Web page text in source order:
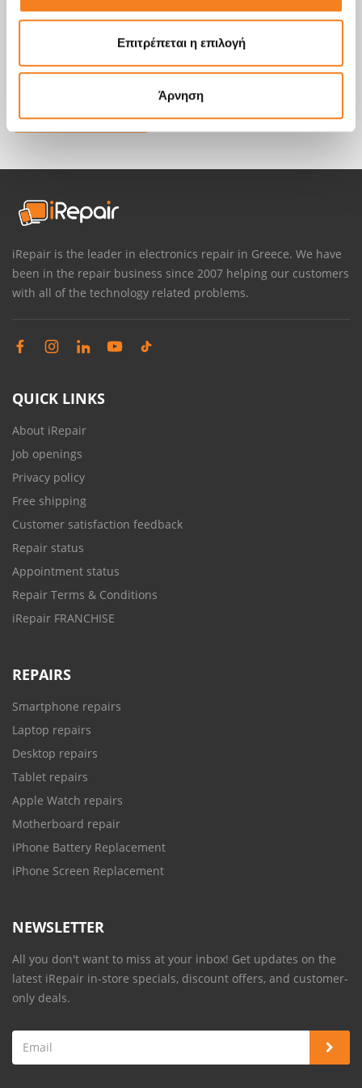
Επιτρέπεται η επιλογή
Άρνηση
iRepair is the leader in electronics repair in Greece. We have
been in the repair business since 2007 helping our customers
with all of the technology related problems.
QUICK LINKS
About iRepair
Job openings
Privacy policy
Free shipping
Customer satisfaction feedback
Repair status
Appointment status
Repair Terms & Conditions
iRepair FRANCHISE
REPAIRS
Smartphone repairs
Laptop repairs
Desktop repairs
Tablet repairs
Apple Watch repairs
Motherboard repair
iPhone Battery Replacement
iPhone Screen Replacement
NEWSLETTER
All you don't want to miss at your inbox! Get updates on the
latest iRepair in-store specials, discount offers, and customer-
only deals.